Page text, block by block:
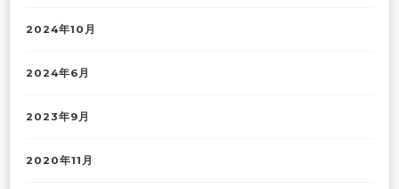
2024年10月
2024年6月
2023年9月
2020年11月